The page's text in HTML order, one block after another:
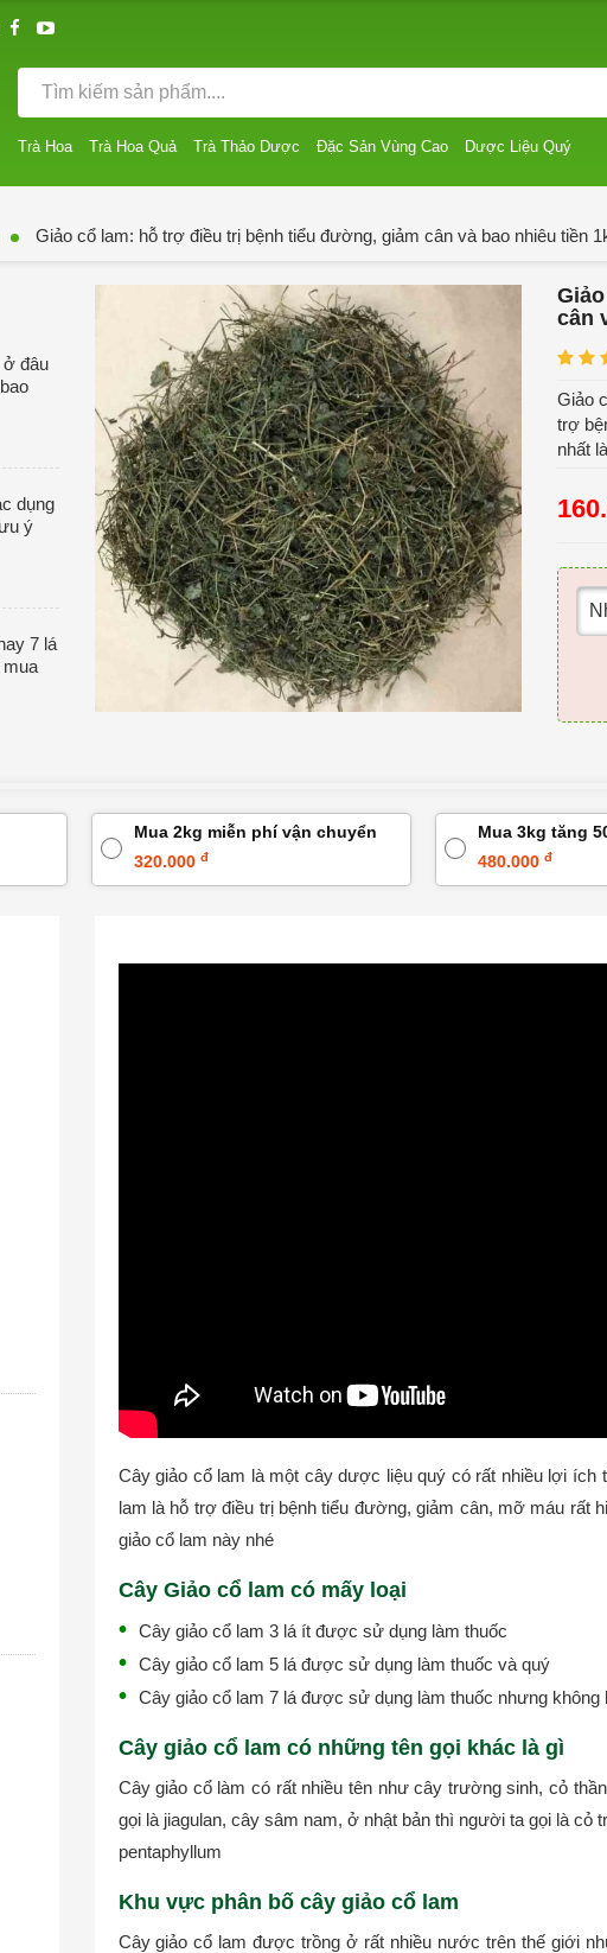
Trà Hoa Trà Hoa Quả Trà Thảo Dược Đặc Sản Vùng Cao Dược Liệu Quý
Giảo cổ lam: hỗ trợ điều trị bệnh tiểu đường, giảm cân và bao nhiêu tiền
ở đâu
dụng
ý
7 lá
mua
cân
Giảo
trợ
nhất
Mua 2kg miễn phí vận chuyển
320.000 đ
Mua 3kg tăng
480.000 đ
Cây giảo cổ lam là một cây dược liệu quý có rất nhiều lợi
lam là hỗ trợ điều trị bệnh tiểu đường, giảm cân, mỡ máu rất
giảo cổ lam này nhé
Cây Giảo cổ lam có mấy loại
Cây giảo cổ lam 3 lá ít được sử dụng làm thuốc
Cây giảo cổ lam 5 lá được sử dụng làm thuốc và quý
Cây giảo cổ lam 7 lá được sử dụng làm thuốc nhưng không
Cây giảo cổ lam có những tên gọi khác là gì
Cây giảo cổ làm có rất nhiều tên như cây trường sinh, cỏ
gọi là jiagulan, cây sâm nam, ở nhật bản thì người ta gọi là
pentaphyllum
Khu vực phân bố cây giảo cổ lam
Cây giảo cổ lam được trồng ở rất nhiều nước trên thế giới